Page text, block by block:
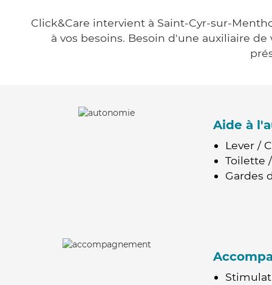
Click&Care intervient à Saint-Cyr-sur-
à vos besoins. Besoin d'une auxiliaire
Aide à
Lever /
Toilette
Gardes